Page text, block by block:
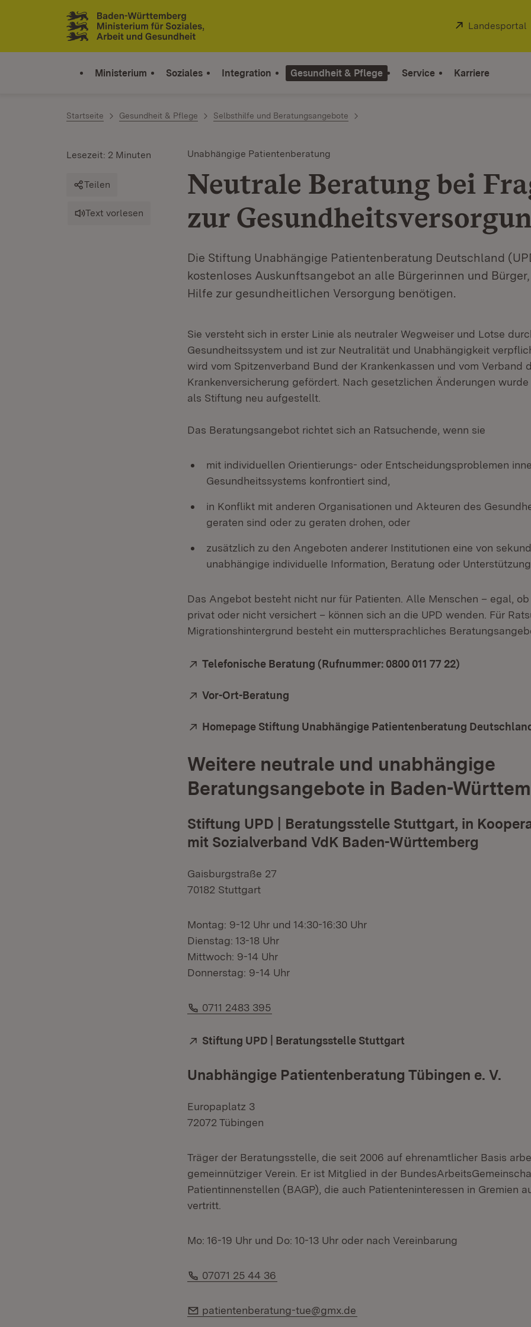
Zum Inhalt springen
Link zur Startseite
Extern:
Landesportal
Ministerium Soziales Integration Gesundheit & Pflege Service Karriere
Startseite Gesundheit & Pflege Selbsthilfe und Beratungsangebote
Unabhängige Patientenberatung
Neutrale Beratung bei
zur
Die Stiftung Unabhängige Patientenberatung Deutschland
kostenloses Auskunftsangebot an alle Bürgerinnen und
Hilfe zur gesundheitlichen Versorgung benötigen.
Lesezeit: 2 Minuten
Teilen
Text vorlesen
Sie versteht sich in erster Linie als neutraler Wegweiser und Lotse
Gesundheitssystem und ist zur Neutralität und Unabhängigkeit
wird vom Spitzenverband Bund der Krankenkassen und vom Verband
Krankenversicherung gefördert. Nach gesetzlichen Änderungen wurde
als Stiftung neu aufgestellt.
Das Beratungsangebot richtet sich an Ratsuchende, wenn sie
mit individuellen Orientierungs- oder Entscheidungsproblemen
Gesundheitssystems konfrontiert sind,
in Konflikt mit anderen Organisationen und Akteuren des
geraten sind oder zu geraten drohen, oder
zusätzlich zu den Angeboten anderer Institutionen eine von
unabhängige individuelle Information, Beratung oder
Das Angebot besteht nicht nur für Patienten. Alle Menschen – egal, ob
privat oder nicht versichert – können sich an die UPD wenden. Für
Migrationshintergrund besteht ein muttersprachliches
Extern:
Telefonische Beratung (Rufnummer: 0800 011 77 22)
Extern:
Vor-Ort-Beratung
Extern:
Homepage Stiftung Unabhängige Patientenberatung
Weitere neutrale und unabhängige
Beratungsangebote in Baden-
Stiftung UPD | Beratungsstelle Stuttgart, in
mit Sozialverband VdK Baden-Württemberg
Gaisburgstraße 27
70182 Stuttgart
Montag: 9-12 Uhr und 14:30-16:30 Uhr
Dienstag: 13-18 Uhr
Mittwoch: 9-14 Uhr
Donnerstag: 9-14 Uhr
Telefon:
0711 2483 395
Extern:
Stiftung UPD | Beratungsstelle Stuttgart
Unabhängige Patientenberatung Tübingen e. V.
Europaplatz 3
72072 Tübingen
Träger der Beratungsstelle, die seit 2006 auf ehrenamtlicher Basis
gemeinnütziger Verein. Er ist Mitglied in der
Patientinnenstellen (BAGP), die auch Patienteninteressen in Gremien
vertritt.
Mo: 16-19 Uhr und Do: 10-13 Uhr oder nach Vereinbarung
Telefon:
07071 25 44 36
E-Mail:
patientenberatung-tue@gmx.de